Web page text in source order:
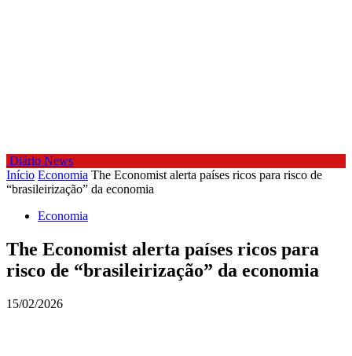
Diário News
Início Economia The Economist alerta países ricos para risco de
“brasileirização” da economia
Economia
The Economist alerta países ricos para
risco de “brasileirização” da economia
15/02/2026